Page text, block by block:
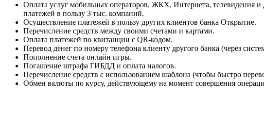
Оплата услуг мобильных операторов, ЖКХ, Интернета, телевидения
платежей в пользу 3 тыс. компаний.
Осуществление платежей в пользу других клиентов банка Открытие.
Перечисление средств между своими счетами и картами.
Оплата платежей по квитанции с QR-кодом.
Перевод денег по номеру телефона клиенту другого банка (через
Пополнение счета онлайн игры.
Погашение штрафа ГИБДД и оплата налогов.
Перечисление средств с использованием шаблона (чтобы быстро
Обмен валюты по курсу, действующему на момент совершения